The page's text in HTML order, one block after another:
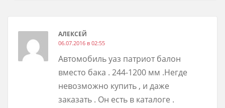
АЛЕКСЕЙ
06.07.2016 в 02:55
Автомобиль уаз патриот балон
вместо бака . 244-1200 мм .Негде
невозможно купить , и даже
заказать . Он есть в каталоге .